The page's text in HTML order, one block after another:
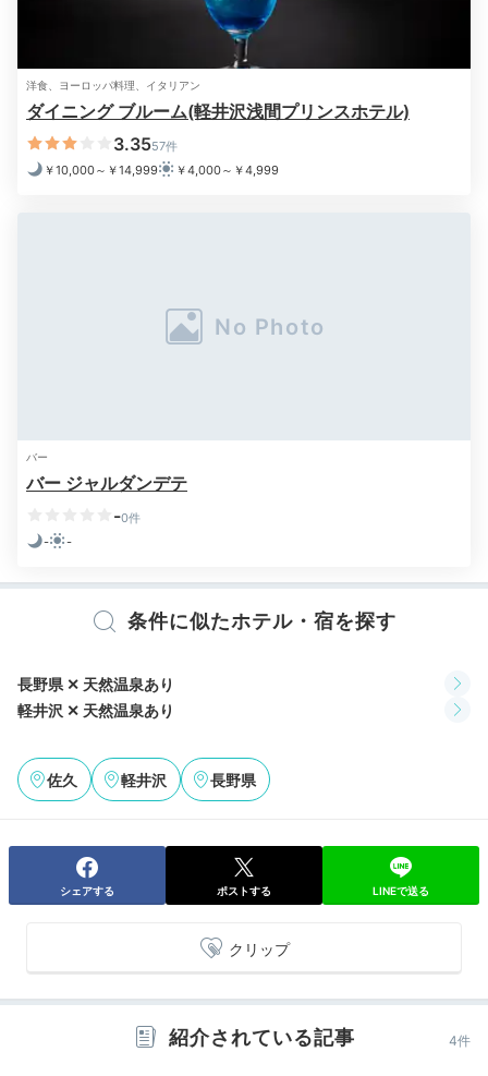
大人な雰囲気のバーで
カクテルを
ショップがあるので、好きなものを買ってお部屋でのん
びり飲むのもおすすめですよ。
miichan.a.s
食後はお部屋でのんびり寛ぎながら、ワインを楽しみました♪
2日目
Morning
07:00
洋食、ヨーロッパ料理、イタリアン
ダイニング ブルーム(軽井沢浅間プリンスホテル)
3.3557件
￥10,000～￥14,999
￥4,000～￥4,999
バー
バー ジャルダンデテ
-0件
-
-
条件に似たホテル・宿を探す
長野県 ✕ 天然温泉あり
軽井沢 ✕ 天然温泉あり
佐久 軽井沢 長野県
シェアする ポストする LINEで送る
クリップ
紹介されている記事 4件